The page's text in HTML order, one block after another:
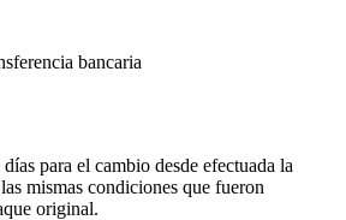
bancaria
para el cambio desde efectuada la
mismas condiciones que fueron
original.